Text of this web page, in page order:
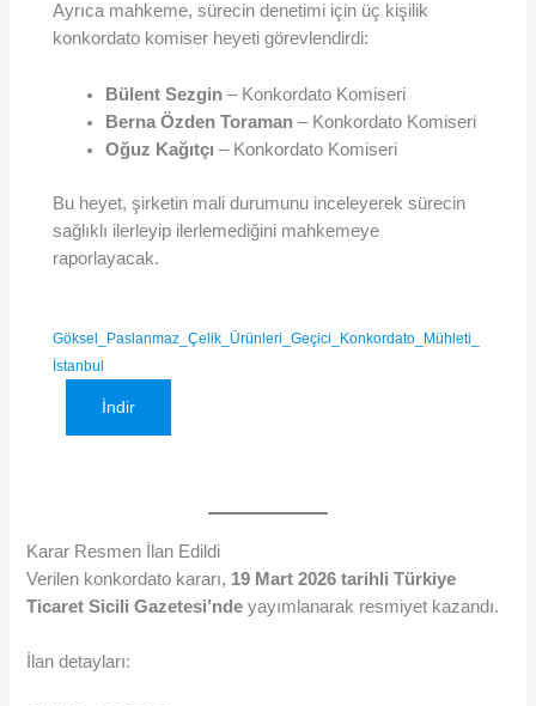
Ayrıca mahkeme, sürecin denetimi için üç kişilik
konkordato komiser heyeti görevlendirdi:
Bülent Sezgin – Konkordato Komiseri
Berna Özden Toraman – Konkordato Komiseri
Oğuz Kağıtçı – Konkordato Komiseri
Bu heyet, şirketin mali durumunu inceleyerek sürecin
sağlıklı ilerleyip ilerlemediğini mahkemeye
raporlayacak.
Göksel_Paslanmaz_Çelik_Ürünleri_Geçici_Konkordato_Mühleti_
İstanbul
İndir
Karar Resmen İlan Edildi
Verilen konkordato kararı, 19 Mart 2026 tarihli Türkiye
Ticaret Sicili Gazetesi’nde yayımlanarak resmiyet kazandı.
İlan detayları: